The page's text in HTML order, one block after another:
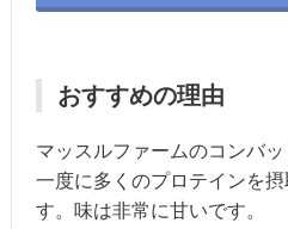
おすすめの理由
マッスルファームのコンバ
一度に多くのプロテインを
す。味は非常に甘いです。